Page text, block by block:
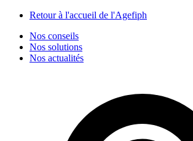
Retour à l'accueil de l'Agefiph
Nos conseils
Nos solutions
Nos actualités